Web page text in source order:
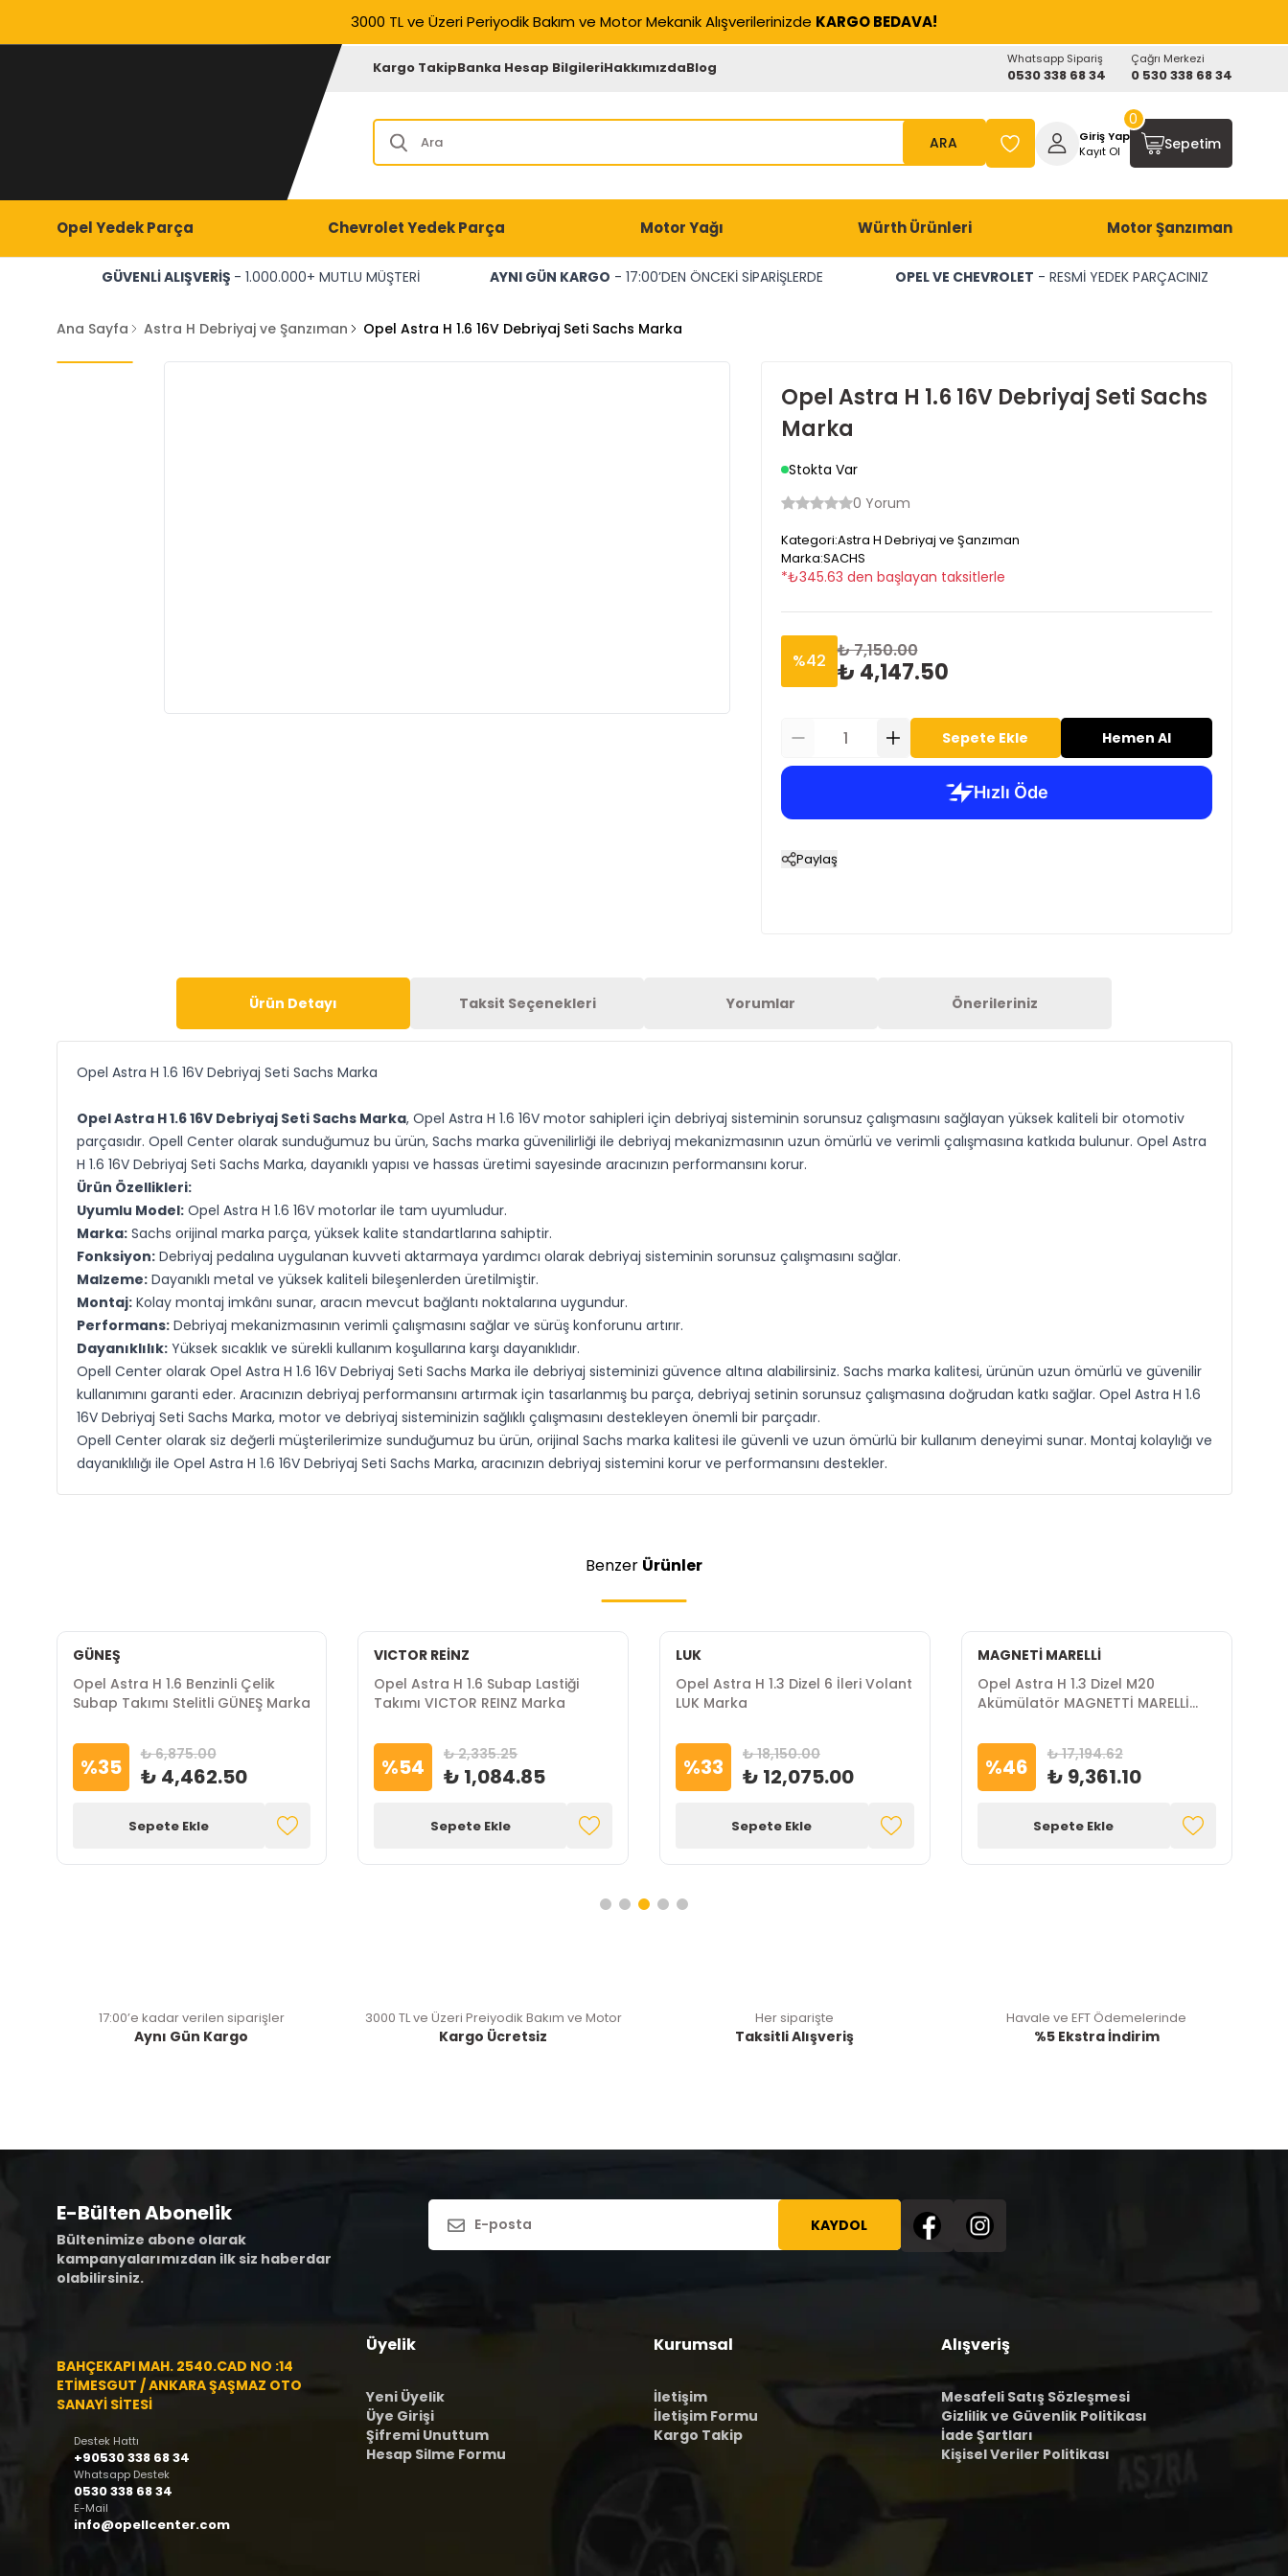
3000 TL ve Üzeri Periyodik Bakım ve Motor Mekanik Alışverilerinizde KARGO BEDAVA!
Kargo TakipBanka Hesap BilgileriHakkımızdaBlog Whatsapp Sipariş
0530 338 68 34
Çağrı Merkezi
0 530 338 68 34
ARA
Giriş Yap
Kayıt Ol
Sepetim
0
Opel Yedek Parça Chevrolet Yedek Parça Motor Yağı Würth Ürünleri Motor Şanzıman
GÜVENLİ ALIŞVERİŞ - 1.000.000+ MUTLU MÜŞTERİ AYNI GÜN KARGO - 17:00’DEN ÖNCEKİ SİPARİŞLERDE OPEL VE CHEVROLET - RESMİ YEDEK PARÇACINIZ
Ana Sayfa Astra H Debriyaj ve Şanzıman Opel Astra H 1.6 16V Debriyaj Seti Sachs Marka
Opel Astra H 1.6 16V Debriyaj Seti Sachs
Marka
Stokta Var
0 Yorum
Kategori:Astra H Debriyaj ve Şanzıman
Marka:SACHS
*₺345.63 den başlayan taksitlerle
%42 ₺ 7,150.00
₺ 4,147.50
Sepete Ekle Hemen Al
Paylaş
Ürün Detayı Taksit Seçenekleri Yorumlar Önerileriniz
Opel Astra H 1.6 16V Debriyaj Seti Sachs Marka
Opel Astra H 1.6 16V Debriyaj Seti Sachs Marka, Opel Astra H 1.6 16V motor sahipleri için debriyaj sisteminin sorunsuz çalışmasını sağlayan yüksek kaliteli bir otomotiv
parçasıdır. Opell Center olarak sunduğumuz bu ürün, Sachs marka güvenilirliği ile debriyaj mekanizmasının uzun ömürlü ve verimli çalışmasına katkıda bulunur. Opel Astra
H 1.6 16V Debriyaj Seti Sachs Marka, dayanıklı yapısı ve hassas üretimi sayesinde aracınızın performansını korur.
Ürün Özellikleri:
Uyumlu Model:Opel Astra H 1.6 16V motorlar ile tam uyumludur.
Marka:Sachs orijinal marka parça, yüksek kalite standartlarına sahiptir.
Fonksiyon:Debriyaj pedalına uygulanan kuvveti aktarmaya yardımcı olarak debriyaj sisteminin sorunsuz çalışmasını sağlar.
Malzeme:Dayanıklı metal ve yüksek kaliteli bileşenlerden üretilmiştir.
Montaj:Kolay montaj imkânı sunar, aracın mevcut bağlantı noktalarına uygundur.
Performans:Debriyaj mekanizmasının verimli çalışmasını sağlar ve sürüş konforunu artırır.
Dayanıklılık:Yüksek sıcaklık ve sürekli kullanım koşullarına karşı dayanıklıdır.
Opell Center olarak Opel Astra H 1.6 16V Debriyaj Seti Sachs Marka ile debriyaj sisteminizi güvence altına alabilirsiniz. Sachs marka kalitesi, ürünün uzun ömürlü ve güvenilir
kullanımını garanti eder. Aracınızın debriyaj performansını artırmak için tasarlanmış bu parça, debriyaj setinin sorunsuz çalışmasına doğrudan katkı sağlar. Opel Astra H 1.6
16V Debriyaj Seti Sachs Marka, motor ve debriyaj sisteminizin sağlıklı çalışmasını destekleyen önemli bir parçadır.
Opell Center olarak siz değerli müşterilerimize sunduğumuz bu ürün, orijinal Sachs marka kalitesi ile güvenli ve uzun ömürlü bir kullanım deneyimi sunar. Montaj kolaylığı ve
dayanıklılığı ile Opel Astra H 1.6 16V Debriyaj Seti Sachs Marka, aracınızın debriyaj sistemini korur ve performansını destekler.
Benzer Ürünler
GÜNEŞ
Opel Astra H 1.6 Benzinli Çelik
Subap Takımı Stelitli GÜNEŞ Marka
%35 ₺ 6,875.00
₺ 4,462.50
Sepete Ekle
VICTOR REİNZ
Opel Astra H 1.6 Subap Lastiği
Takımı VICTOR REINZ Marka
%54 ₺ 2,335.25
₺ 1,084.85
Sepete Ekle
LUK
Opel Astra H 1.3 Dizel 6 İleri Volant
LUK Marka
%33 ₺ 18,150.00
₺ 12,075.00
Sepete Ekle
MAGNETİ MARELLİ
Opel Astra H 1.3 Dizel M20
Akümülatör MAGNETTİ MARELLİ
%46 ₺ 17,194.62
₺ 9,361.10
Sepete Ekle
17:00’e kadar verilen siparişler
Aynı Gün Kargo
3000 TL ve Üzeri Preiyodik Bakım ve Motor
Kargo Ücretsiz
Her siparişte
Taksitli Alışveriş
Havale ve EFT Ödemelerinde
%5 Ekstra İndirim
E-Bülten Abonelik
Bültenimize abone olarak
kampanyalarımızdan ilk siz haberdar
olabilirsiniz.
KAYDOL
BAHÇEKAPI MAH. 2540.CAD NO :14
ETİMESGUT / ANKARA ŞAŞMAZ OTO
SANAYİ SİTESİ
Destek Hattı
+90530 338 68 34
Whatsapp Destek
0530 338 68 34
E-Mail
info@opellcenter.com
Üyelik
Yeni Üyelik
Üye Girişi
Şifremi Unuttum
Hesap Silme Formu
Kurumsal
İletişim
İletişim Formu
Kargo Takip
Alışveriş
Mesafeli Satış Sözleşmesi
Gizlilik ve Güvenlik Politikası
İade Şartları
Kişisel Veriler Politikası